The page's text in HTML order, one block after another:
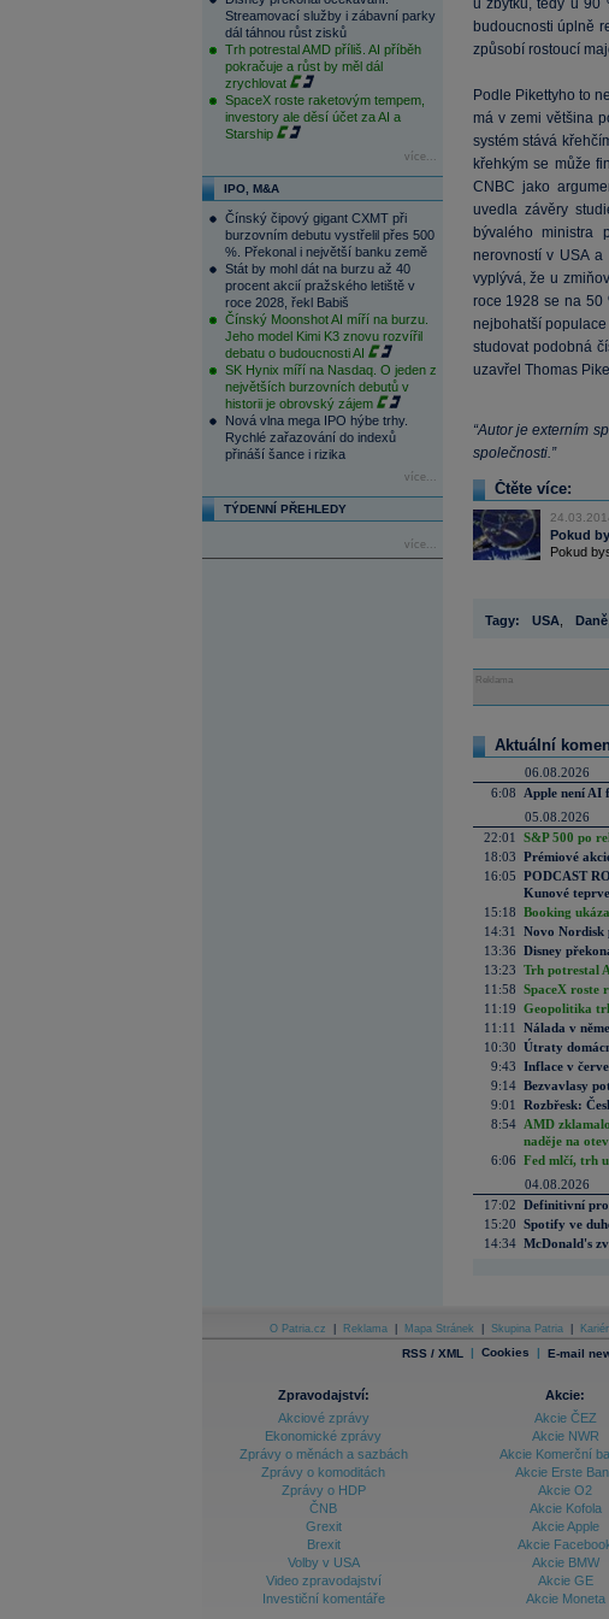
Streamovací služby i zábavní parky
dál táhnou růst zisků
Trh potrestal AMD příliš. AI příběh
pokračuje a růst by měl dál
zrychlovat
SpaceX roste raketovým tempem,
investory ale děsí účet za AI a
Starship
více...
IPO, M&A
Čínský čipový gigant CXMT při
burzovním debutu vystřelil přes 500
%. Překonal i největší banku země
Stát by mohl dát na burzu až 40
procent akcií pražského letiště v
roce 2028, řekl Babiš
Čínský Moonshot AI míří na burzu.
Jeho model Kimi K3 znovu rozvířil
debatu o budoucnosti AI
SK Hynix míří na Nasdaq. O jeden z
největších burzovních debutů v
historii je obrovský zájem
Nová vlna mega IPO hýbe trhy.
Rychlé zařazování do indexů
přináší šance i rizika
více...
TÝDENNÍ PŘEHLEDY
více...
u zbytku, tedy u 90
budoucnosti úplně
způsobí rostoucí
Podle Pikettyho to
má v zemi většina
systém stává
křehkým se může
CNBC jako
uvedla závěry
bývalého ministra
nerovností v USA
vyplývá, že u
roce 1928 se na 50
nejbohatší populace
studovat podobná
uzavřel Thomas
“Autor je externím
společnosti.”
Čtěte více:
Pokud
Pokud
Tagy: USA Daně,
Reklama
Aktuální
06.08.2026
6:08
Apple není AI
05.08.2026
22:01
S&P 500 po
18:03 Prémiové
16:05 PODCAST
Kunové
15:18 Booking
14:31
Novo Nordisk
13:36 Disney
13:23 Trh potrestal
11:58 SpaceX roste
11:19 Geopolitika
11:11
Nálada v
10:30 Útraty
9:43 Inflace v
9:14 Bezvavlasy
9:01
Rozbřesk:
8:54
AMD
naděje na
6:06 Fed mlčí, trh
04.08.2026
17:02 Definitivní
15:20 Spotify ve
14:34 McDonald's
O Patria.cz Reklama Mapa Stránek Skupina Patria
RSS / XML | Cookies | E-mail
Zpravodajství:
Akciové zprávy
Ekonomické zprávy
Zprávy o měnách a sazbách
Zprávy o komoditách
Zprávy o HDP
ČNB
Grexit
Brexit
Volby v USA
Video zpravodajství
Investiční komentáře
Akcie:
Akcie ČEZ
Akcie NWR
Akcie Komerční
Akcie Erste
Akcie O2
Akcie Kofola
Akcie Apple
Akcie
Akcie BMW
Akcie GE
Akcie Moneta